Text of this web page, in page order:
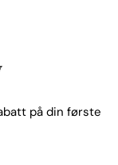
på din første